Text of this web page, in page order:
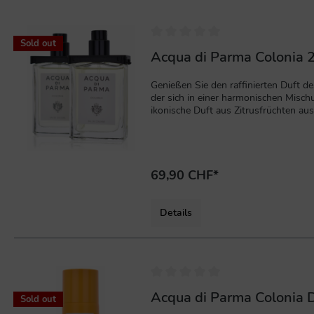
Sold out
Acqua di Parma Colonia
Genießen Sie den raffinierten Duft
der sich in einer harmonischen
ikonische Duft aus Zitrusfrüchten
69,90 CHF*
Details
Sold out
Acqua di Parma Colonia